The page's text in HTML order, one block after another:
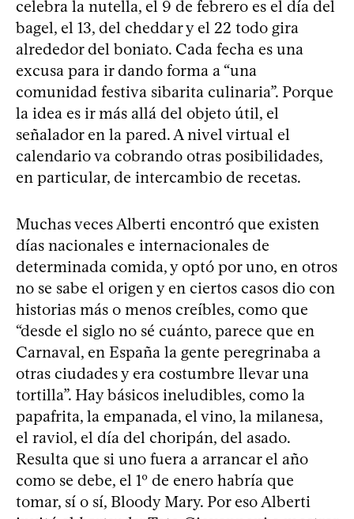
celebra la nutella, el 9 de febrero es el día del
bagel, el 13, del cheddar y el 22 todo gira
alrededor del boniato. Cada fecha es una
excusa para ir dando forma a “una
comunidad festiva sibarita culinaria”. Porque
la idea es ir más allá del objeto útil, el
señalador en la pared. A nivel virtual el
calendario va cobrando otras posibilidades,
en particular, de intercambio de recetas.
Muchas veces Alberti encontró que existen
días nacionales e internacionales de
determinada comida, y optó por uno, en otros
no se sabe el origen y en ciertos casos dio con
historias más o menos creíbles, como que
“desde el siglo no sé cuánto, parece que en
Carnaval, en España la gente peregrinaba a
otras ciudades y era costumbre llevar una
tortilla”. Hay básicos ineludibles, como la
papafrita, la empanada, el vino, la milanesa,
el raviol, el día del choripán, del asado.
Resulta que si uno fuera a arrancar el año
como se debe, el 1º de enero habría que
tomar, sí o sí, Bloody Mary. Por eso Alberti